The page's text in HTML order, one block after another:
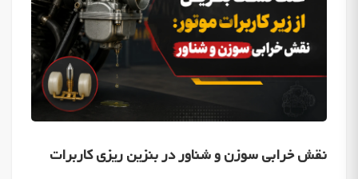
نقش خرابی سوزن و شناور در بنزین‌ ریزی کاربرات